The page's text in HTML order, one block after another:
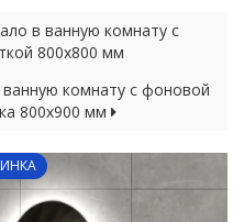
в ванную комнату с
800х800 мм
комнату с фоновой
800х900 мм